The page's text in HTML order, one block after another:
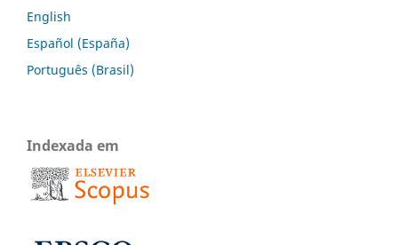
English
Español (España)
Português (Brasil)
Indexada em